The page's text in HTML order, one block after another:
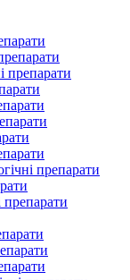
препарати
препарати
препарати